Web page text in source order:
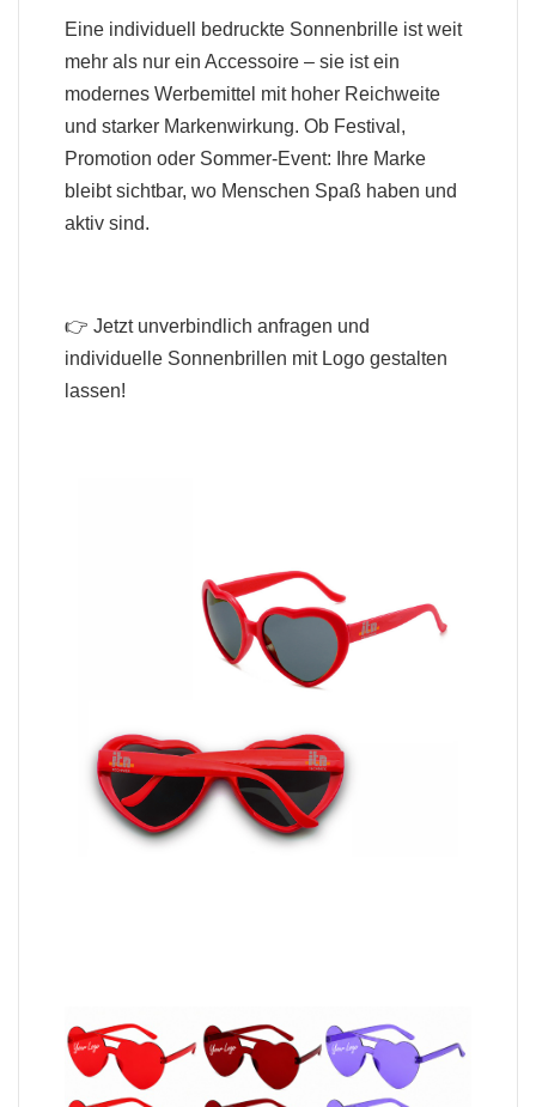
Eine individuell bedruckte Sonnenbrille ist weit
mehr als nur ein Accessoire – sie ist ein
modernes Werbemittel mit hoher Reichweite
und starker Markenwirkung. Ob Festival,
Promotion oder Sommer-Event: Ihre Marke
bleibt sichtbar, wo Menschen Spaß haben und
aktiv sind.
👉 Jetzt unverbindlich anfragen und
individuelle Sonnenbrillen mit Logo gestalten
lassen!